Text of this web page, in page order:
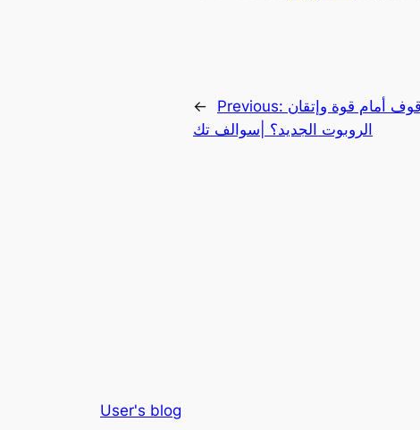
← Previous: أمام قوة وإتقان
الروبوت الجديد؟ |سوالف تك
User's blog